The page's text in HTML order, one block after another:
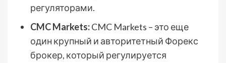
регуляторами.
CMC Markets:CMC Markets – это еще
один крупный и авторитетный Форекс
брокер, который регулируется